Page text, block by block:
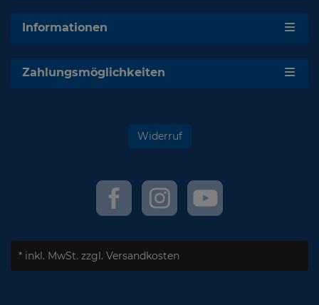
Informationen
Zahlungsmöglichkeiten
Widerruf
* inkl. MwSt. zzgl. Versandkosten